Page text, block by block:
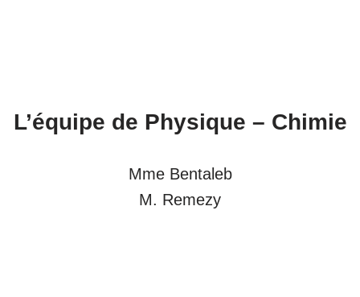
L’équipe de Physique – Chimie
Mme Bentaleb
M. Remezy